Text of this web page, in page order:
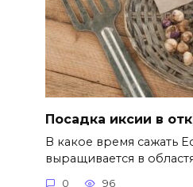
Посадка иксии в
В какое время сажать
выращивается в
0 96